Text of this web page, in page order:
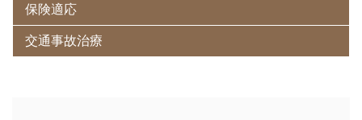
保険適応
交通事故治療